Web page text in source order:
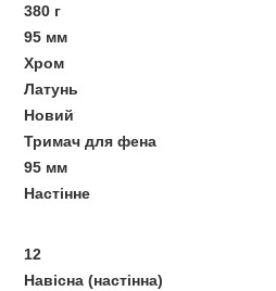
380 г
95 мм
Хром
Латунь
Новий
Тримач для фена
95 мм
Настінне
12
Навісна (настінна)